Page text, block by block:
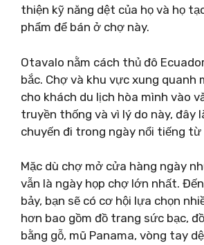
thiện kỹ năng dệt của họ và họ
phẩm để bán ở chợ này.
Otavalo nằm cách thủ đô
bắc. Chợ và khu vực xung quanh
cho khách du lịch hòa mình vào
truyền thống và vì lý do này, đây
chuyến đi trong ngày nổi tiếng từ
Mặc dù chợ mở cửa hàng ngày
vẫn là ngày họp chợ lớn nhất.
bảy, bạn sẽ có cơ hội lựa chọn
hơn bao gồm đồ trang sức bạc,
bằng gỗ, mũ Panama, vòng tay